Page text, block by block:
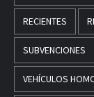
RECIENTES
SUBVENCIONES
VEHÍCULOS